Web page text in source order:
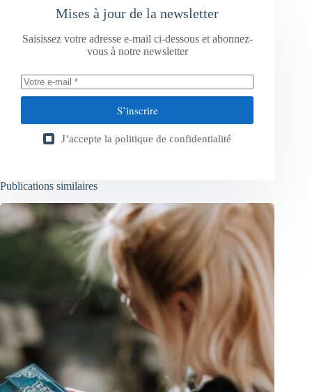
Mises à jour de la newsletter
Saisissez votre adresse e-mail ci-dessous et abonnez-
vous à notre newsletter
S’inscrire
J’accepte la politique de confidentialité
Publications similaires